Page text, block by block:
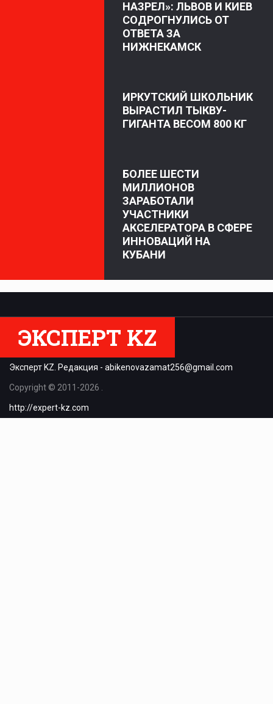
НАЗРЕЛ»: ЛЬВОВ И КИЕВ
СОДРОГНУЛИСЬ ОТ
ОТВЕТА ЗА
НИЖНЕКАМСК
ИРКУТСКИЙ ШКОЛЬНИК
ВЫРАСТИЛ ТЫКВУ-
ГИГАНТА ВЕСОМ 800 КГ
БОЛЕЕ ШЕСТИ
МИЛЛИОНОВ
ЗАРАБОТАЛИ
УЧАСТНИКИ
АКСЕЛЕРАТОРА В СФЕРЕ
ИННОВАЦИЙ НА
КУБАНИ
ЭКСПЕРТ KZ
Эксперт KZ. Редакция - abikenovazamat256@gmail.com
Copyright © 2011-2026 .
http://expert-kz.com